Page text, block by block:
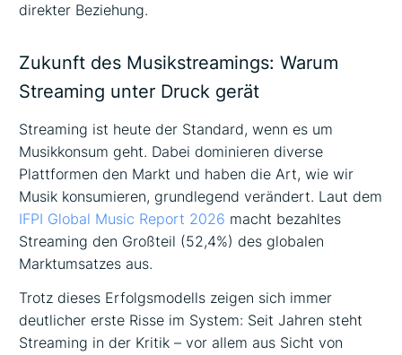
direkter Beziehung.
Zukunft des Musikstreamings: Warum
Streaming unter Druck gerät
Streaming ist heute der Standard, wenn es um
Musikkonsum geht. Dabei dominieren diverse
Plattformen den Markt und haben die Art, wie wir
Musik konsumieren, grundlegend verändert. Laut dem
IFPI Global Music Report 2026 macht bezahltes
Streaming den Großteil (52,4%) des globalen
Marktumsatzes aus.
Trotz dieses Erfolgsmodells zeigen sich immer
deutlicher erste Risse im System: Seit Jahren steht
Streaming in der Kritik – vor allem aus Sicht von